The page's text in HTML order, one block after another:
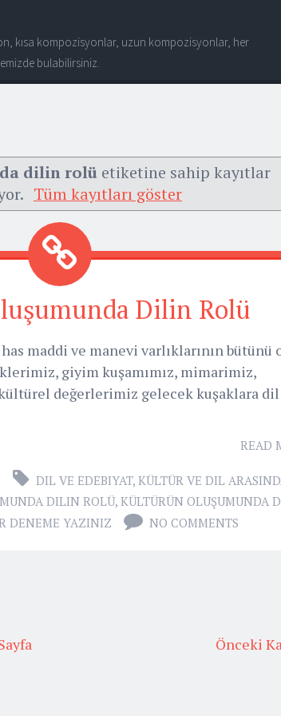
kısa kompozisyonlar, uzun kompozisyonlar, her
bulabilirsiniz.
dilin rolü etiketine sahip kayıtlar
Tüm kayıtları göster
Dilin Rolü
maddi ve manevi varlıklarının bütünü
giyim kuşamımız, mimarimiz,
değerlerimiz gelecek kuşaklara dil
READ
DIL VE EDEBIYAT, KÜLTÜR VE DIL
DILIN ROLÜ, KÜLTÜRÜN OLUŞUMUNDA
DENEME YAZINIZ
NO COMMENTS
Önceki